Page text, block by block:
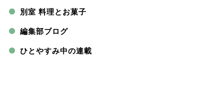
別室 料理とお菓子
編集部ブログ
ひとやすみ中の連載